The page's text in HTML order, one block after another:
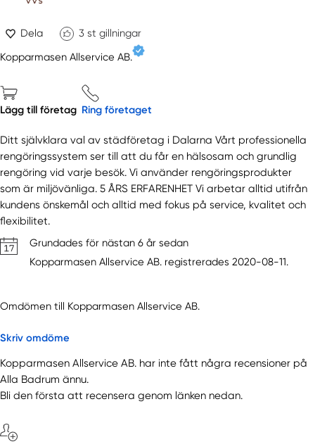
Dela 3 st gillningar
Kopparmasen Allservice AB.
Lägg till företag Ring företaget
Ditt självklara val av städföretag i Dalarna Vårt professionella
rengöringssystem ser till att du får en hälsosam och grundlig
rengöring vid varje besök. Vi använder rengöringsprodukter
som är miljövänliga. 5 ÅRS ERFARENHET Vi arbetar alltid utifrån
kundens önskemål och alltid med fokus på service, kvalitet och
flexibilitet.
Grundades för nästan 6 år sedan
Kopparmasen Allservice AB. registrerades 2020-08-11.
Omdömen till Kopparmasen Allservice AB.
Skriv omdöme
Kopparmasen Allservice AB. har inte fått några recensioner på
Alla Badrum ännu.
Bli den första att recensera genom länken nedan.